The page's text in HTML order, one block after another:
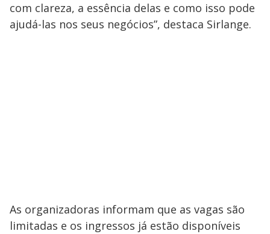
com clareza, a essência delas e como isso pode
ajudá-las nos seus negócios”, destaca Sirlange.
As organizadoras informam que as vagas são
limitadas e os ingressos já estão disponíveis